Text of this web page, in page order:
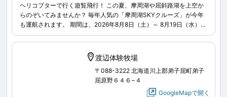
発信されるメッセージをご確認ください。
www.masyuko.or.jp...
間。9:30〜16:30の時間で3分～12分の遊覧飛行を楽し
めます。
（最終日8月19日は15時で終了）
中でも、摩周湖と摩周岳の上空を飛行する12分間のコー
スでは、この遊覧飛行でしか体験することのできない感
動の大パノラマに出合えます！
ヘリコプターで行く遊覧飛行！ この夏、摩周湖や屈斜路湖を上空か
らのぞいてみませんか？ 毎年人気の「摩周湖SKYクルーズ」が今年
も運航されます。 期間は、2026年8月8日（土）～ 8月19日（水）の
12日間。9:30〜16:30の時間で3分～12分の遊覧飛行を楽しめます。
（最終日8月19日は15時で終了） 中でも、摩周湖と摩周岳の上空を
飛行する12分間のコースでは、この遊覧飛行でしか体験することの
できない感動の大パノラマに出合えます！ ぜひこの機会にご体験く
渡辺体験牧場
〒088-3222 北海道川上郡弟子屈町弟子
屈原野６４６−４
GoogleMapで開く